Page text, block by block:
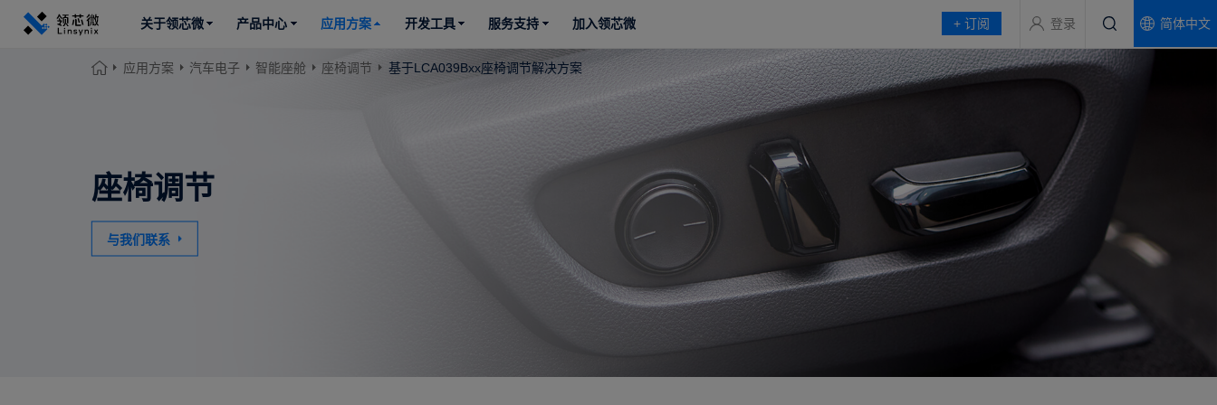
关于领芯微 产品中心 应用方案 开发工具 服务支持 加入领芯微
应用方案
+ 订阅 登录 简体中文
座椅调节
与我们联系
应用方案 汽车电子 智能座舱 座椅调节 基于LCA039Bxx座椅调节解决方案